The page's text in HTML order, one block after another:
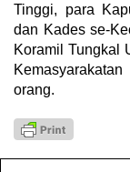
Tinggi, para
dan Kades se-
Koramil Tungkal
orang.